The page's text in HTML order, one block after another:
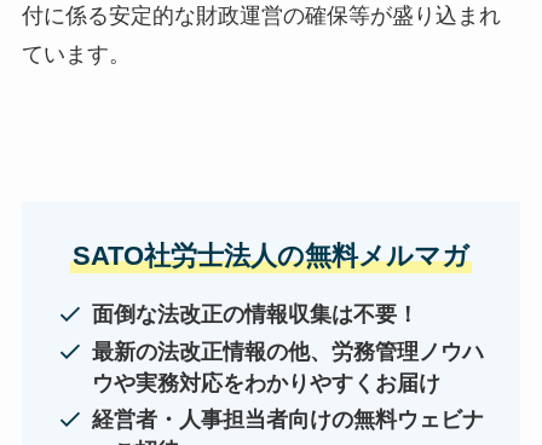
付に係る安定的な財政運営の確保等が盛り込まれ
ています。
SATO社労士法人の無料メルマガ
面倒な法改正の情報収集は不要！
最新の法改正情報の他、労務管理ノウハ
ウや実務対応をわかりやすくお届け
経営者・人事担当者向けの無料ウェビナ